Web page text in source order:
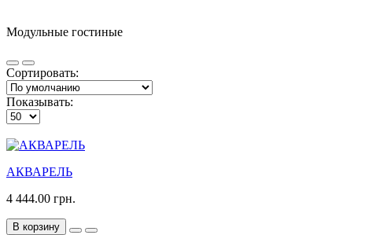
Модульные гостиные
Сортировать:
Показывать:
АКВАРЕЛЬ
4 444.00 грн.
В корзину